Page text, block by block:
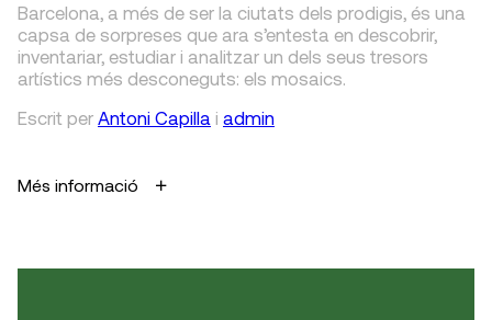
Barcelona, a més de ser la ciutats dels prodigis, és una
capsa de sorpreses que ara s’entesta en descobrir,
inventariar, estudiar i analitzar un dels seus tresors
artístics més desconeguts: els mosaics.
Escrit per Antoni Capilla i admin
Més informació